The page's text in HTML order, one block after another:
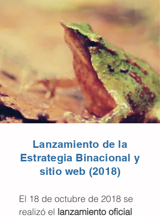
Lanzamiento de la
Estrategia Binacional y
sitio web (2018)
El 18 de octubre de 2018 se
realizó el lanzamiento oficial